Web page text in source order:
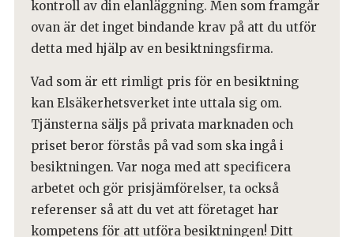
kontroll av din elanläggning. Men som framgår
ovan är det inget bindande krav på att du utför
detta med hjälp av en besiktningsfirma.
Vad som är ett rimligt pris för en besiktning
kan Elsäkerhetsverket inte uttala sig om.
Tjänsterna säljs på privata marknaden och
priset beror förstås på vad som ska ingå i
besiktningen. Var noga med att specificera
arbetet och gör prisjämförelser, ta också
referenser så att du vet att företaget har
kompetens för att utföra besiktningen! Ditt